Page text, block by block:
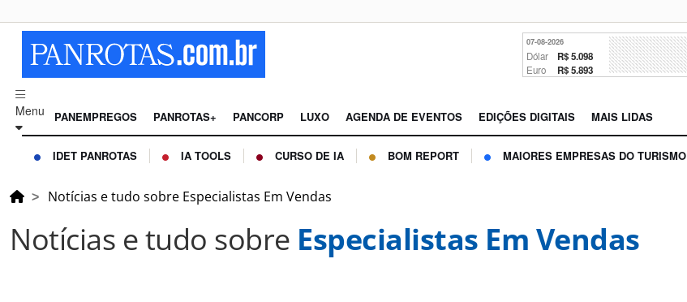
07-08-2026
Dólar R$ 5.098
Euro R$ 5.893
Menu PANEMPREGOS PANROTAS+ PANCORP LUXO AGENDA DE EVENTOS EDIÇÕES DIGITAIS MAIS LIDAS
IDET PANROTAS IA TOOLS CURSO DE IA BOM REPORT MAIORES EMPRESAS DO TURISMO
Notícias e tudo sobre Especialistas Em Vendas
Notícias e tudo sobre Especialistas Em Vendas